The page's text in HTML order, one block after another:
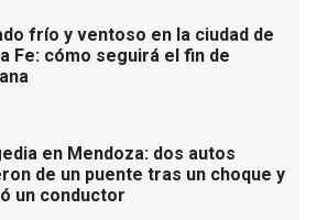
frío y ventoso en la ciudad de
Fe: cómo seguirá el fin de
en Mendoza: dos autos
de un puente tras un choque y
un conductor